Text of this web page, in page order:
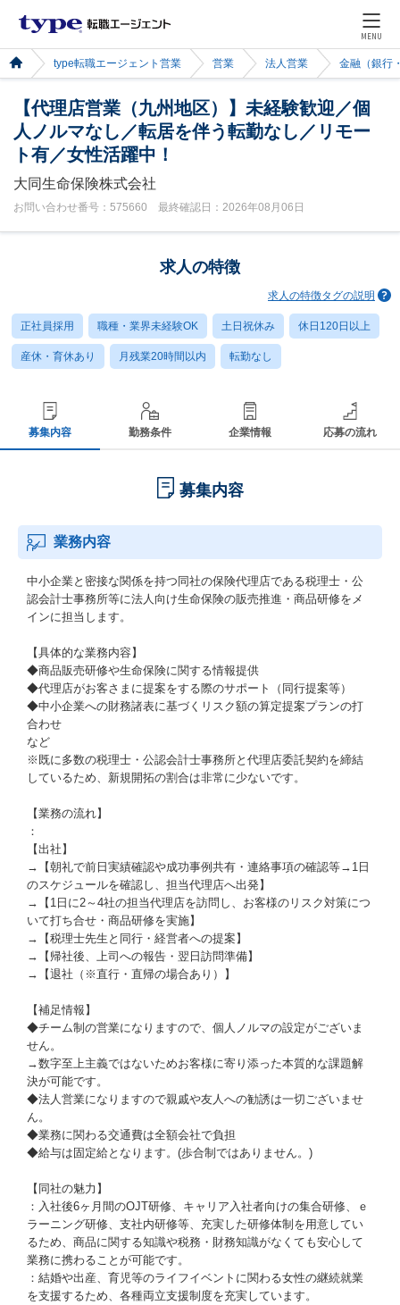
MENU
type転職エージェント営業 営業 法人営業 金融（銀行
【代理店営業（九州地区）】未経験歓迎／個
人ノルマなし／転居を伴う転勤なし／リモー
ト有／女性活躍中！
大同生命保険株式会社
お問い合わせ番号：575660 最終確認日：2026年08月06日
求人の特徴
求人の特徴タグの説明
正社員採用 職種・業界未経験OK 土日祝休み 休日120日以上
産休・育休あり 月残業20時間以内 転勤なし
募集内容 勤務条件 企業情報 応募の流れ
募集内容
業務内容
中小企業と密接な関係を持つ同社の保険代理店である税理士・公
認会計士事務所等に法人向け生命保険の販売推進・商品研修をメ
インに担当します。
【具体的な業務内容】
◆商品販売研修や生命保険に関する情報提供
◆代理店がお客さまに提案をする際のサポート（同行提案等）
◆中小企業への財務諸表に基づくリスク額の算定提案プランの打
合わせ
など
※既に多数の税理士・公認会計士事務所と代理店委託契約を締結
しているため、新規開拓の割合は非常に少ないです。
【業務の流れ】
：
【出社】
→【朝礼で前日実績確認や成功事例共有・連絡事項の確認等→1日
のスケジュールを確認し、担当代理店へ出発】
→【1日に2～4社の担当代理店を訪問し、お客様のリスク対策につ
いて打ち合せ・商品研修を実施】
→【税理士先生と同行・経営者への提案】
→【帰社後、上司への報告・翌日訪問準備】
→【退社（※直行・直帰の場合あり）】
【補足情報】
◆チーム制の営業になりますので、個人ノルマの設定がございま
せん。
→数字至上主義ではないためお客様に寄り添った本質的な課題解
決が可能です。
◆法人営業になりますので親戚や友人への勧誘は一切ございませ
ん。
◆業務に関わる交通費は全額会社で負担
◆給与は固定給となります。(歩合制ではありません。)
【同社の魅力】
：入社後6ヶ月間のOJT研修、キャリア入社者向けの集合研修、ｅ
ラーニング研修、支社内研修等、充実した研修体制を用意してい
るため、商品に関する知識や税務・財務知識がなくても安心して
業務に携わることが可能です。
：結婚や出産、育児等のライフイベントに関わる女性の継続就業
を支援するため、各種両立支援制度を充実しています。